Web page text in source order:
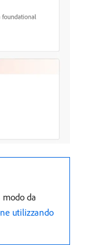
da
utilizzando